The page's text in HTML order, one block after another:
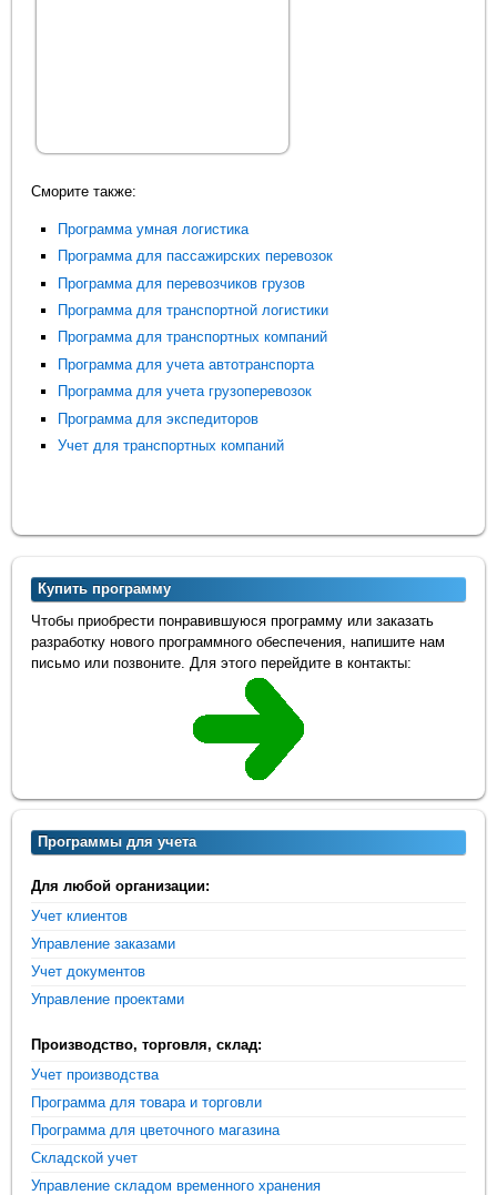
Сморите также:
Программа умная логистика
Программа для пассажирских перевозок
Программа для перевозчиков грузов
Программа для транспортной логистики
Программа для транспортных компаний
Программа для учета автотранспорта
Программа для учета грузоперевозок
Программа для экспедиторов
Учет для транспортных компаний
Купить программу
Чтобы приобрести понравившуюся программу или заказать
разработку нового программного обеспечения, напишите нам
письмо или позвоните. Для этого перейдите в контакты:
Программы для учета
Для любой организации:
Учет клиентов
Управление заказами
Учет документов
Управление проектами
Производство, торговля, склад:
Учет производства
Программа для товара и торговли
Программа для цветочного магазина
Складской учет
Управление складом временного хранения